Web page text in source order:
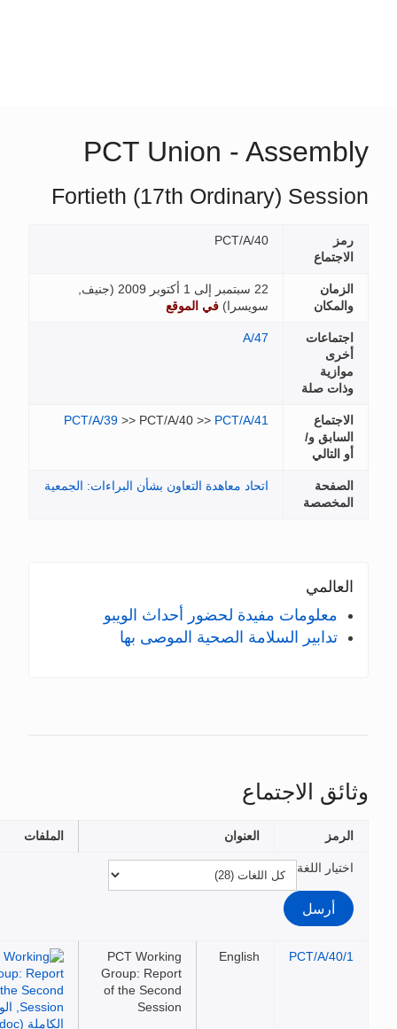
PCT Union -
Fortieth (17th Ordinary)
PCT/A/40
جنيف,
سويسرا)في الموقع
اجتماعات
وذات صلة
A/47
السابق و/
PCT/A/39>> PCT/A/40 >>PCT/A/41
المخصصة
اتحاد معاهدة التعاون بشأن البراءات: الجمعية
العالمي
معلومات مفيدة لحضور أحداث الويبو
تدابير السلامة الصحية الموصى بها
الاجتماع
اختيار اللغة
PCT/A/40/1
English
PCT Working
Group: Report
of the Second
Session